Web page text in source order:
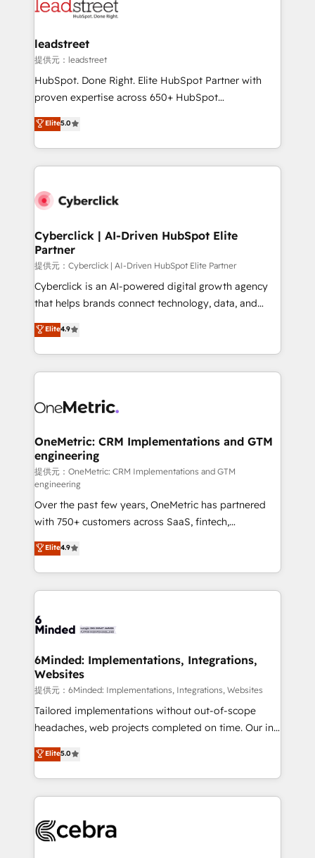
combine HubSpot, data, and AI to design connected
and technology for predictable, scalable revenue
growth. Our expertise spans RevOps, CRM and data
architecture, AI enablement, and strategic marketing,
delivered through our proprietary FLAIR framework
Partner and ISO 27001:2022 certified consultancy,
we blend strategy, creativity, and technology to help
leadstreet
提供元：leadstreet
HubSpot. Done Right. Elite HubSpot Partner with
proven expertise across 650+ HubSpot
implementations. With 12+ years of HubSpot
experience, we help you use the HubSpot platform
to its fullest capacity, improve your current HubSpot
website, or build your new one.
Elite5.0
Cyberclick | AI-Driven HubSpot Elite
Partner
提供元：Cyberclick | AI-Driven HubSpot Elite Partner
Cyberclick is an AI-powered digital growth agency
that helps brands connect technology, data, and
creativity to achieve measurable results. Founded in
Barcelona and operating across Spain, LATAM, and
the UK, we support global companies in building
smarter marketing, sales, and customer success
Iberia (Spain & Portugal), we combine human insight
growth. Our multidisciplinary team designs solutions
that simplify complexity, boost performance, and
turn innovation into real impact. 🌍 Highlights •
HubSpot Partner since 2012 • 2022 EMEA Impact
Award: Best Integration • 150+ successful HubSpot
projects • Clients in 30+ industries • Proprietary
technology for integrations • Multilingual team:
English, Spanish, Portuguese & Italian 👉 Grow
smarter with AI and HubSpot.
Elite4.9
OneMetric: CRM Implementations and GTM
engineering
提供元：OneMetric: CRM Implementations and GTM
engineering
Over the past few years, OneMetric has partnered
with 750+ customers across SaaS, fintech,
healthcare, real estate, and other industries. With
150+ HubSpot-certified experts, we deliver scalable
solutions to complex GTM and RevOps challenges.
Our Expertise 🔹 Onboarding & Implementation:
tailored to your GTM motion. 🔹 Migrations:
from other CRMs to HubSpot without data loss or
downtime. 🔹 RevOps Strategy: Align teams,
processes, and data to drive revenue efficiency. 🔹
Integrations: Connect HubSpot with your tech stack
for better adoption. 🔹 Custom Solutions: Build
SOC 2 Type II and ISO 27001 certified, reinforcing
our commitment to data security and compliance. At
Elite4.9
6Minded: Implementations, Integrations,
Websites
提供元：6Minded: Implementations, Integrations, Websites
Tailored implementations without out-of-scope
headaches, web projects completed on time. Our in-
house team of certified CRM architects, experts,
developers, designers, and marketers handles all
aspects of your HubSpot. ✨ 400+ global clients ✨
100+ seamless migrations from 15+ different CRMs
implementations, and 5,000+ pages ✨ CS: Clients
Elite5.0